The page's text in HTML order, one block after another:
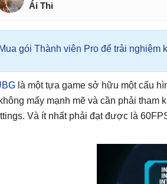
Ái Thi
Mua gói Thành viên Pro để trải nghiệm
là một tựa game sở hữu một cấu
mấy mạnh mẽ và cần phải
Và ít nhất phải đạt được là